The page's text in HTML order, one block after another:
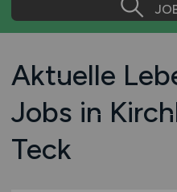
Aktuelle
Jobs in
Teck